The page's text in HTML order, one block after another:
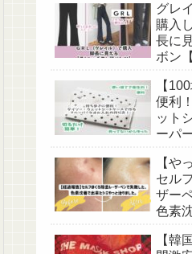
グレ
購入
長に
ボン
果】
【
便利
ット
ーパ
ア・
【や
セル
ザー
色素
あり
【韓